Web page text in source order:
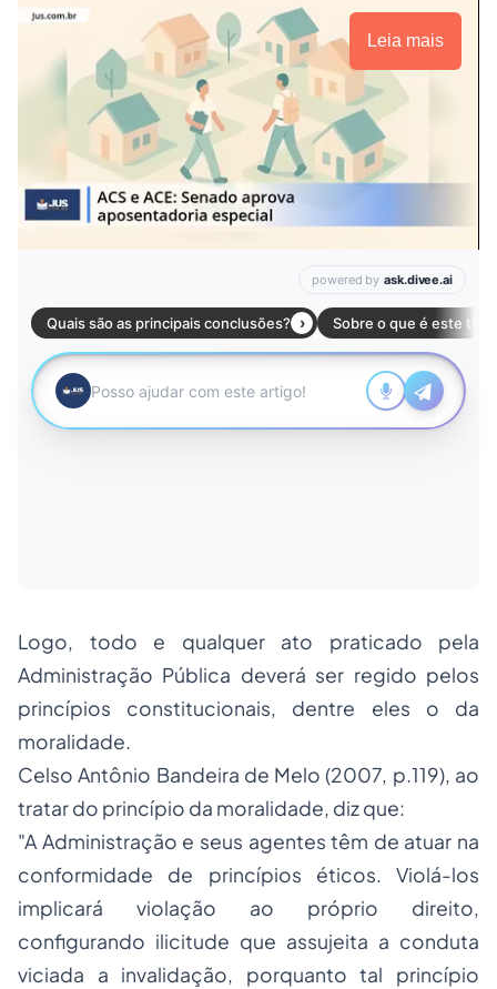
Leia mais
Logo, todo e qualquer ato praticado pela
Administração Pública deverá ser regido pelos
princípios constitucionais, dentre eles o da
moralidade.
Celso Antônio Bandeira de Melo (2007, p.119), ao
tratar do princípio da moralidade, diz que:
"A Administração e seus agentes têm de atuar na
conformidade de princípios éticos. Violá-los
implicará violação ao próprio direito,
configurando ilicitude que assujeita a conduta
viciada a invalidação, porquanto tal princípio